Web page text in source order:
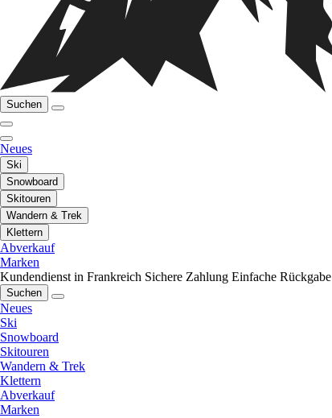
Suchen
Neues
Ski
Snowboard
Skitouren
Wandern & Trek
Klettern
Abverkauf
Marken
Kundendienst in Frankreich Sichere Zahlung Einfache Rückgabe
Suchen
Neues
Ski
Snowboard
Skitouren
Wandern & Trek
Klettern
Abverkauf
Marken